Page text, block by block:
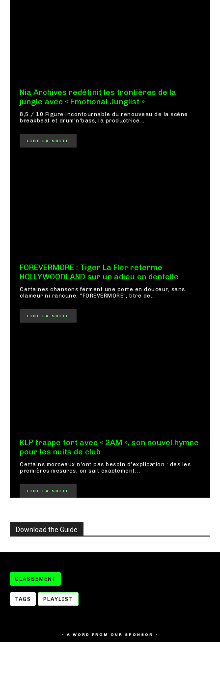
Nia Archives redéfinit les frontières de la
jungle avec « Emotional Junglist »
8,5 / 10 Figure incontournable du renouveau de la scène
breakbeat et drum'n'bass, la productrice...
LIRE LA SUITE
FOREVERMORE : Tiger La Flor referme
HOLLYWOODLAND sur un adieu en dentelle
Certaines chansons ferment une porte en douceur, sans
clameur ni rancune. "FOREVERMORE", titre de...
LIRE LA SUITE
KLP frappe fort avec « 2AM », son nouvel hymne
pour les nuits de club
Certains morceaux n'ont pas besoin d'explication : dès les
premières mesures, on sait exactement...
LIRE LA SUITE
Download the Guide
CLASSEMENT
TAGS PLAYLIST
- A WORD FROM OUR SPONSOR -